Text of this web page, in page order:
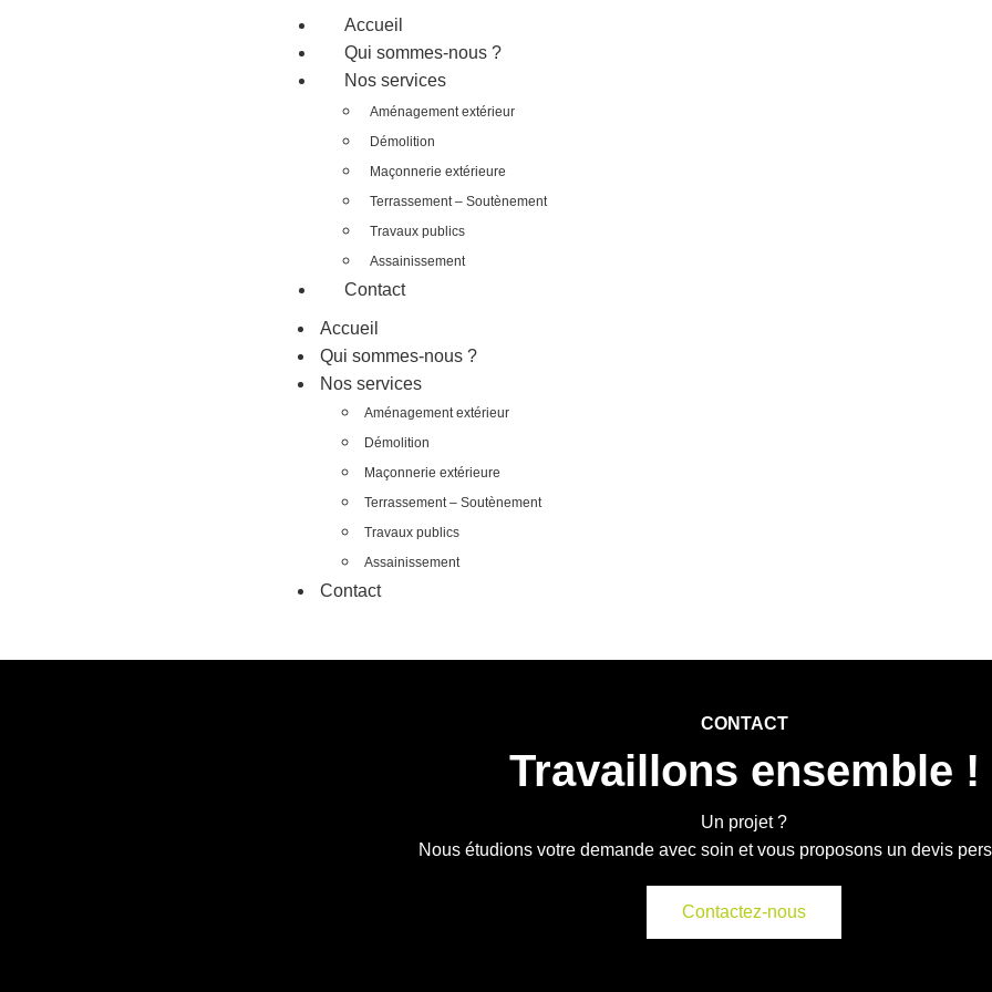
Accueil
Qui sommes-nous ?
Nos services
Aménagement extérieur
Démolition
Maçonnerie extérieure
Terrassement – Soutènement
Travaux publics
Assainissement
Contact
Accueil
Qui sommes-nous ?
Nos services
Aménagement extérieur
Démolition
Maçonnerie extérieure
Terrassement – Soutènement
Travaux publics
Assainissement
Contact
CONTACT
Travaillons ensemble !
Un projet ?
Nous étudions votre demande avec soin et vous proposons un devis
Contactez-nous